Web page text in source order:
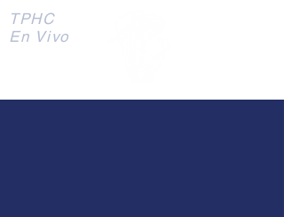
TPHC
En Vivo